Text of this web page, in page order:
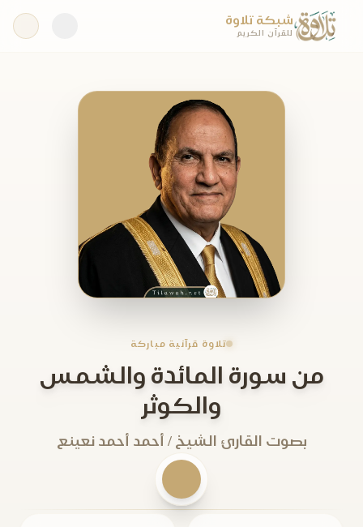
شبكة تلاوة
للقرآن الكريم
تلاوة قرآنية مباركة
من سورة المائدة والشمس
والكوثر
بصوت القارئ الشيخ / أحمد أحمد نعينع